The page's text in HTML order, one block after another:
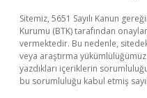
Sitemiz, 5651 Sayılı Kanun
Kurumu (BTK) tarafından
vermektedir. Bu nedenle,
veya araştırma
yazdıkları içeriklerin
bu sorumluluğu kabul etmiş